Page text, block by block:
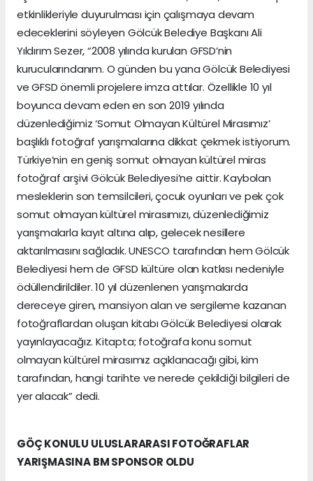
etkinlikleriyle duyurulması için çalışmaya devam
edeceklerini söyleyen Gölcük Belediye Başkanı Ali
Yıldırım Sezer, “2008 yılında kurulan GFSD’nin
kurucularındanım. O günden bu yana Gölcük Belediyesi
ve GFSD önemli projelere imza attılar. Özellikle 10 yıl
boyunca devam eden en son 2019 yılında
düzenlediğimiz ‘Somut Olmayan Kültürel Mirasımız’
başlıklı fotoğraf yarışmalarına dikkat çekmek istiyorum.
Türkiye’nin en geniş somut olmayan kültürel miras
fotoğraf arşivi Gölcük Belediyesi’ne aittir. Kaybolan
mesleklerin son temsilcileri, çocuk oyunları ve pek çok
somut olmayan kültürel mirasımızı, düzenlediğimiz
yarışmalarla kayıt altına alıp, gelecek nesillere
aktarılmasını sağladık. UNESCO tarafından hem Gölcük
Belediyesi hem de GFSD kültüre olan katkısı nedeniyle
ödüllendirildiler. 10 yıl düzenlenen yarışmalarda
dereceye giren, mansiyon alan ve sergileme kazanan
fotoğraflardan oluşan kitabı Gölcük Belediyesi olarak
yayınlayacağız. Kitapta; fotoğrafa konu somut
olmayan kültürel mirasımız açıklanacağı gibi, kim
tarafından, hangi tarihte ve nerede çekildiği bilgileri de
yer alacak” dedi.
GÖÇ KONULU ULUSLARARASI FOTOĞRAFLAR
YARIŞMASINA BM SPONSOR OLDU